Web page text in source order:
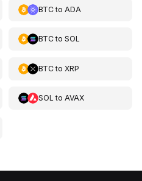
BTCto ADA
BTCto SOL
BTCto XRP
SOL to AVAX